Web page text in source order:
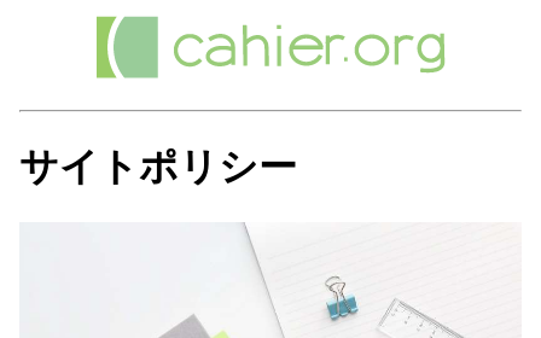
サイトポリシー